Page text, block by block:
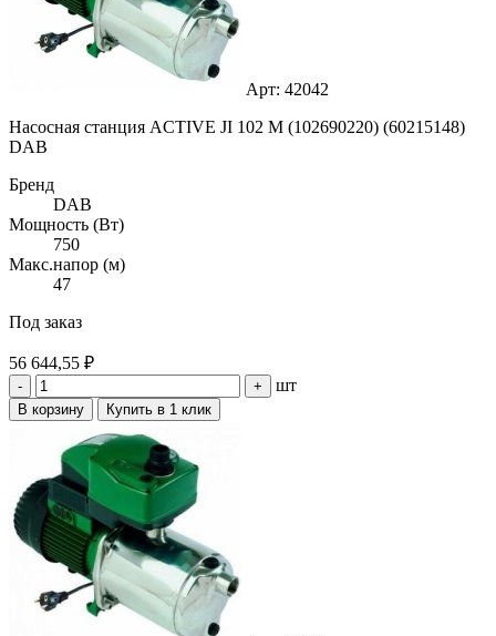
Арт: 42042
Насосная станция ACTIVE JI 102 M (102690220) (60215148)
DAB
Бренд
DAB
Мощность (Вт)
750
Макс.напор (м)
47
Под заказ
56 644,55 ₽
- + шт
В корзину Купить в 1 клик